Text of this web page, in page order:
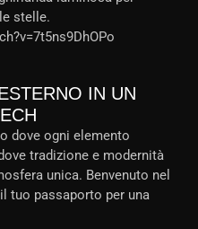
stelle.
IN UN
dove ogni elemento
tradizione e modernità
unica. Benvenuto nel
tuo passaporto per una